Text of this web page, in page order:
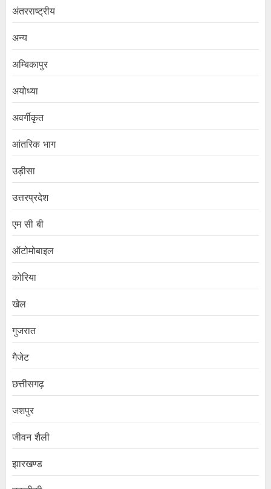
अंतरराष्ट्रीय
अन्य
अम्बिकापुर
अयोध्या
अवर्गीकृत
आंतरिक भाग
उड़ीसा
उत्तरप्रदेश
एम सी बी
ऑटोमोबाइल
कोरिया
खेल
गुजरात
गैजेट
छत्तीसगढ़
जशपुर
जीवन शैली
झारखण्ड